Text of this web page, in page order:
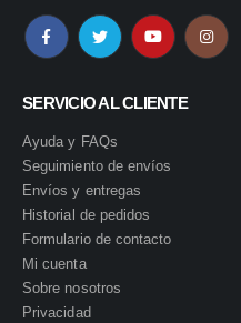
SERVICIO AL CLIENTE
Ayuda y FAQs
Seguimiento de envíos
Envíos y entregas
Historial de pedidos
Formulario de contacto
Mi cuenta
Sobre nosotros
Privacidad